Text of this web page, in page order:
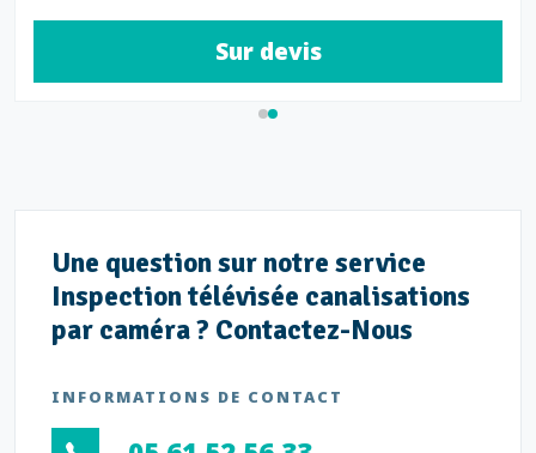
Sur devis
Une question sur notre service
Inspection télévisée canalisations
par caméra ? Contactez-Nous
INFORMATIONS DE CONTACT